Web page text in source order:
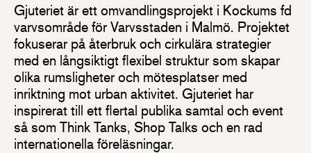
Gjuteriet är ett omvandlingsprojekt i Kockums fd
varvsområde för Varvsstaden i Malmö. Projektet
fokuserar på återbruk och cirkulära strategier
med en långsiktigt flexibel struktur som skapar
olika rumsligheter och mötesplatser med
inriktning mot urban aktivitet. Gjuteriet har
inspirerat till ett flertal publika samtal och event
så som Think Tanks, Shop Talks och en rad
internationella föreläsningar.